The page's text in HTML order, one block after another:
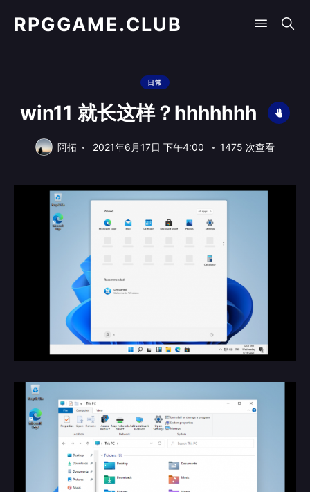
RPGGAME.CLUB
日常
win11 就长这样？hhhhhhh
阿拓 2021年6月17日 下午4:00 1475 次查看